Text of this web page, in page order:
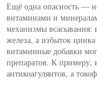
Ещё одна опасность —
витаминами и
механизмы всасывания:
железа, а избыток
витаминные добавки
препаратов. К примеру,
антикоагулянтов, а